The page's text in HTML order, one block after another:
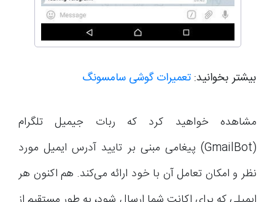
بیشتر بخوانید: تعمیرات گوشی سامسونگ
مشاهده خواهید کرد که ربات جیمیل تلگرام
(GmailBot) پیغامی مبنی بر تایید آدرس ایمیل مورد
نظر و امکان تعامل آن با خود ارائه می‌کند. هم اکنون هر